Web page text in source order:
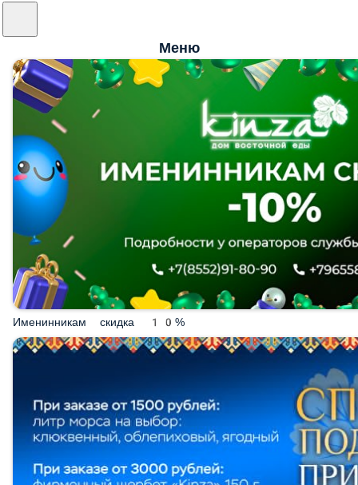
Меню
Именинникам скидка 10%